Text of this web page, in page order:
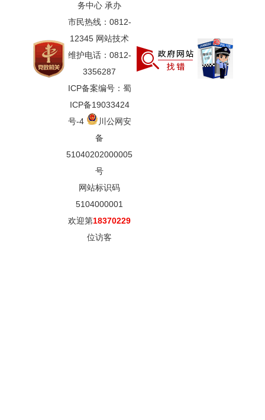
务中心 承办
市民热线：0812-
12345 网站技术
维护电话：0812-
3356287
ICP备案编号：蜀
ICP备19033424
号-4
川公网安
备
51040202000005
号
网站标识码
5104000001
欢迎第18370229
位访客